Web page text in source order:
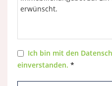
Ich bin mit den
einverstanden. *